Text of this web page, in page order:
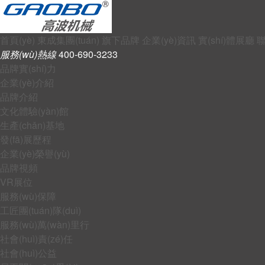
首頁(yè) 東成集團(tuán) 旗下品牌 企業(yè)資訊 實(shí)體展廳
服務(wù)熱線400-690-3233
品牌實(shí)力
企業(yè)介紹
品牌介紹
文化體驗(yàn)館
生產(chǎn)基地
發(fā)展歷程
企業(yè)榮譽(yù)
品牌視頻
VR展位
服務(wù)保障
工匠團(tuán)隊(duì)
服務(wù)萬(wàn)里行
社會(huì)責(zé)任
社會(huì)公益